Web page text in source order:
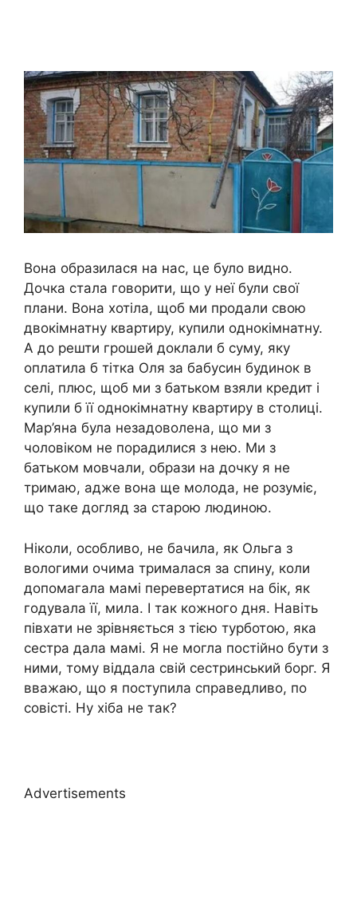
Вона образилася на нас, це було видно.
Дочка стала говорити, що у неї були свої
плани. Вона хотіла, щоб ми продали свою
двокімнатну квартиру, купили однокімнатну.
А до решти грошей доклали б суму, яку
оплатила б тітка Оля за бабусин будинок в
селі, плюс, щоб ми з батьком взяли кредит і
купили б її однокімнатну квартиру в столиці.
Мар’яна була незадоволена, що ми з
чоловіком не порадилися з нею. Ми з
батьком мовчали, образи на дочку я не
тримаю, адже вона ще молода, не розуміє,
що таке догляд за старою людиною.
Ніколи, особливо, не бачила, як Ольга з
вологими очима трималася за спину, коли
допомагала мамі перевертатися на бік, як
годувала її, мила. І так кожного дня. Навіть
півхати не зрівняється з тією турботою, яка
сестра дала мамі. Я не могла постійно бути з
ними, тому віддала свій сестринський борг. Я
вважаю, що я поступила справедливо, по
совісті. Ну хіба не так?
Advertisements